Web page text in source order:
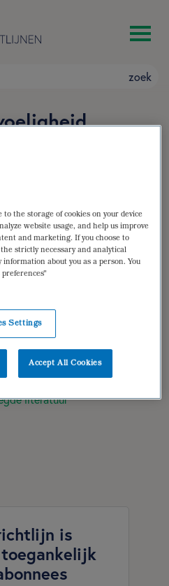
zoek
allergische)
1 jaar) met bewezen
zoek
literatuur
is
to the storage of cookies on your device
website usage, and help us improve
and marketing. If you choose to
strictly necessary and analytical
about you as a person. You
Settings
Accept All Cookies